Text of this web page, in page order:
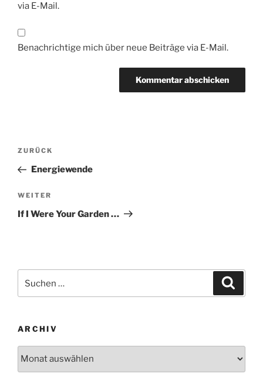
via E-Mail.
Benachrichtige mich über neue Beiträge via E-Mail.
Beitragsnavigation
Vorheriger
Beitrag
ZURÜCK
Energiewende
Nächster
Beitrag
WEITER
If I Were Your Garden …
nach:
ARCHIV